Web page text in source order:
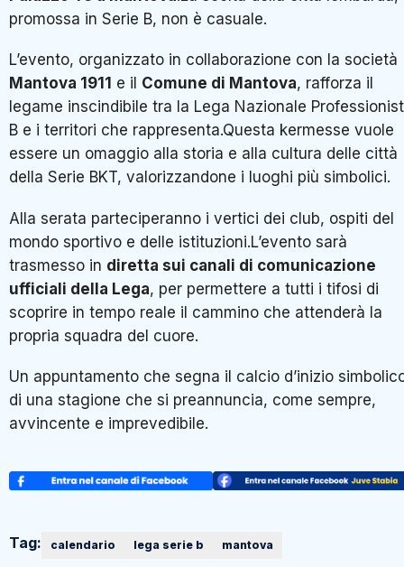
promossa in Serie B, non è casuale.
L’evento, organizzato in collaborazione con la società
Mantova 1911 e il Comune di Mantova, rafforza il
legame inscindibile tra la Lega Nazionale
B e i territori che rappresenta.Questa kermesse vuole
essere un omaggio alla storia e alla cultura delle città
della Serie BKT, valorizzandone i luoghi più simbolici.
Alla serata parteciperanno i vertici dei club, ospiti del
mondo sportivo e delle istituzioni.L’evento sarà
trasmesso in diretta sui canali di comunicazione
ufficiali della Lega, per permettere a tutti i tifosi di
scoprire in tempo reale il cammino che attenderà la
propria squadra del cuore.
Un appuntamento che segna il calcio d’inizio
di una stagione che si preannuncia, come sempre,
avvincente e imprevedibile.
Tag: calendario lega serie b mantova